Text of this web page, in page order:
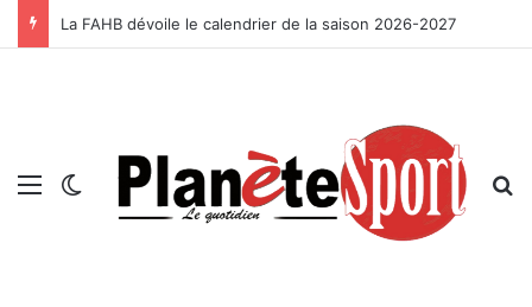
La FAHB dévoile le calendrier de la saison 2026-2027
Menu Switch skin